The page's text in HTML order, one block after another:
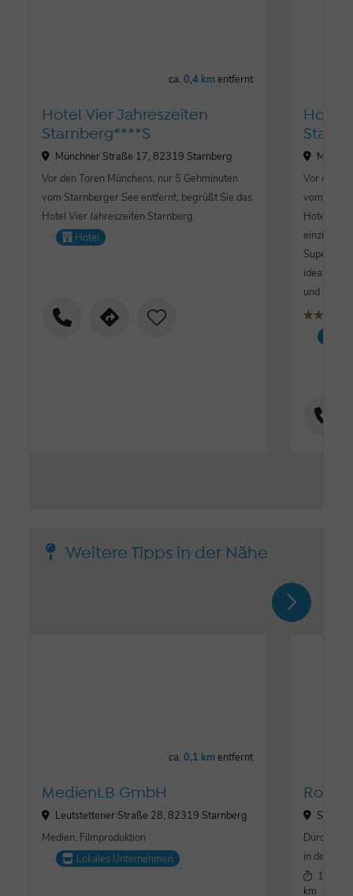
ca.0,4 kmentfernt
Hotel Vier Jahreszeiten
Starnberg****S
Münchner Straße 17, 82319 Starnberg
Vor den Toren Münchens, nur 5 Gehminuten
vom Starnberger See entfernt, begrüßt Sie das
Hotel Vier Jahreszeiten Starnberg.
Hotel
Hotel
Vor den
vom
Hotel Vier
Superior
ideale
und
țțțț
Weitere Tipps in der Nähe
ca.0,1 kmentfernt
MedienLB GmbH
Leutstettener Straße 28, 82319 Starnberg
Medien, Filmproduktion
Lokales Unternehmen
Route
Durch
in der
1:32 h
km